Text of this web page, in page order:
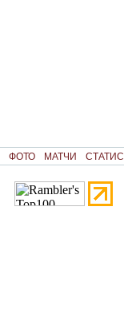
ФОТО МАТЧИ